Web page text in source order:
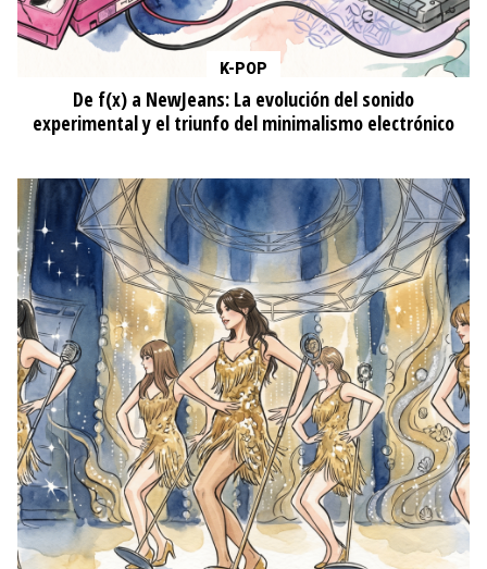
K-POP
De f(x) a NewJeans: La evolución del sonido
experimental y el triunfo del minimalismo electrónico